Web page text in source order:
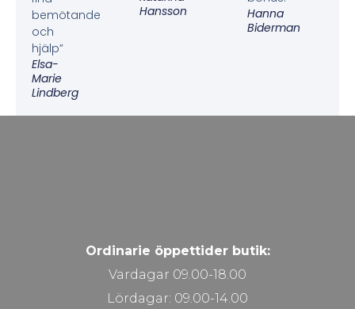
bemötande
och
hjälp”
Elsa-
Marie
Lindberg
Hansson
Hanna
Biderman
Ordinarie öppettider butik:
Vardagar 09.00-18.00
Lördagar: 09.00-14.00